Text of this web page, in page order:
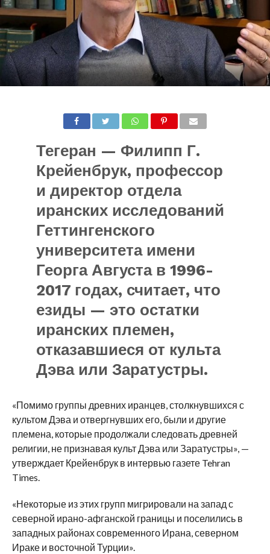
Тегеран — Филипп Г.
Крейенбрук, профессор
и директор отдела
иранских исследований
Геттингенского
университета имени
Георга Августа в 1996-
2017 годах, считает, что
езиды — это остатки
иранских племен,
отказавшиеся от культа
Дэва или Заратустры.
«Помимо группы древних иранцев, столкнувшихся с
культом Дэва и отвергнувших его, были и другие
племена, которые продолжали следовать древней
религии, не признавая культ Дэва или Заратустры», —
утверждает Крейенбрук в интервью газете Tehran
Times.
«Некоторые из этих групп мигрировали на запад с
северной ирано-афганской границы и поселились в
западных районах современного Ирана, северном
Ираке и восточной Турции».